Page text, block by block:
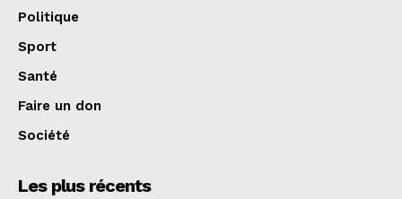
Politique
Sport
Santé
Faire un don
Société
Les plus récents